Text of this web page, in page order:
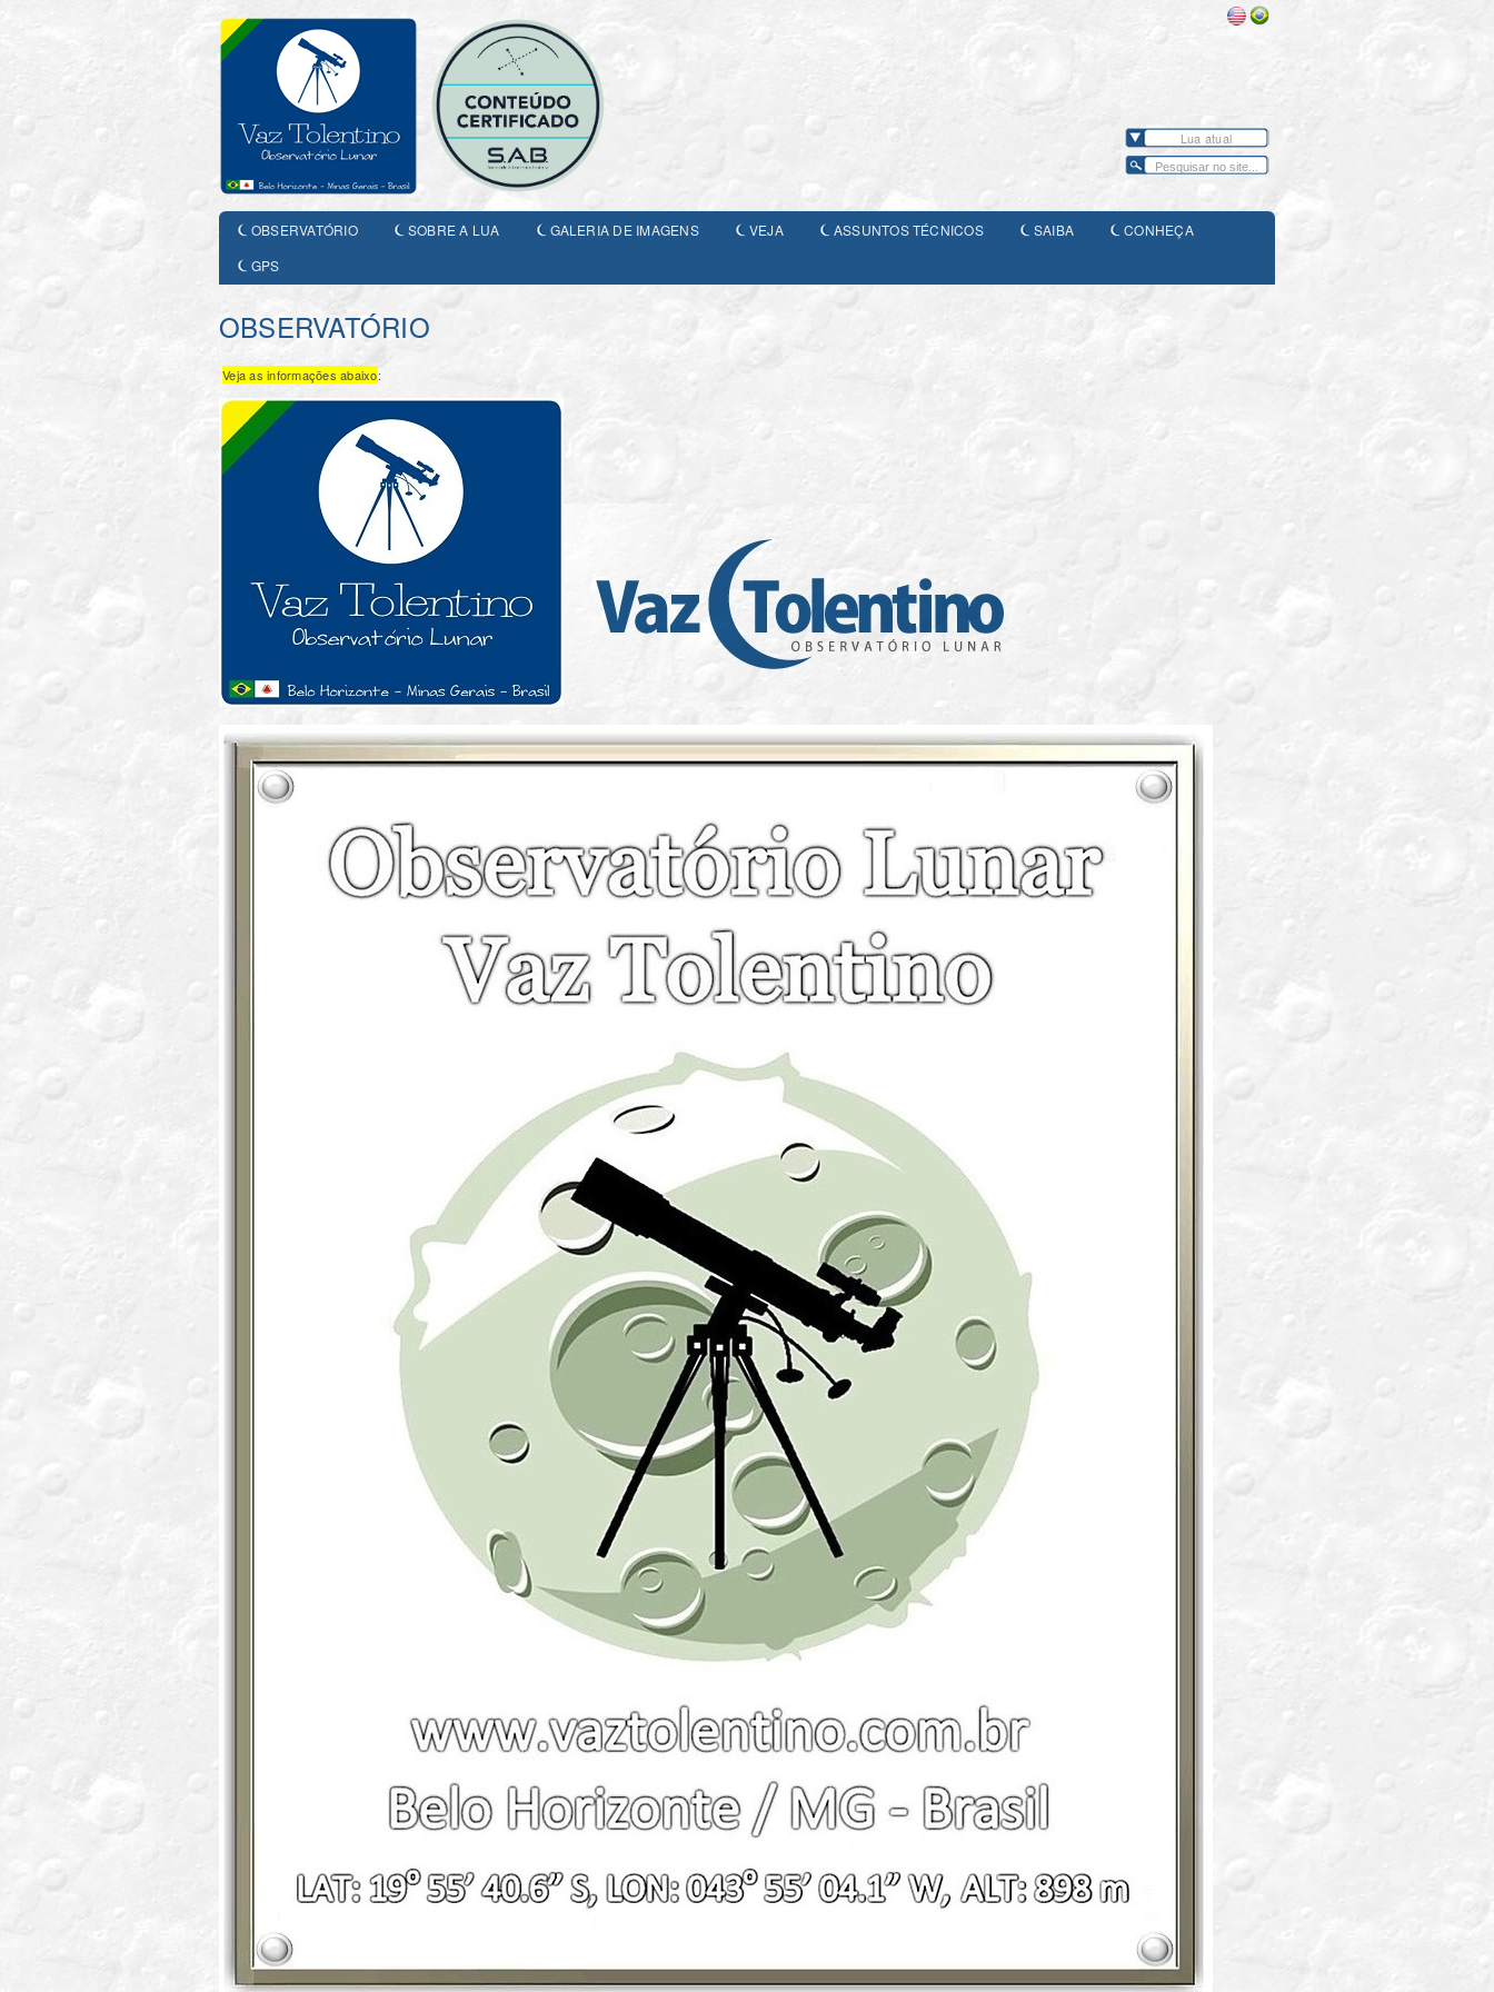
Lua atual
OBSERVATÓRIO SOBRE A LUA GALERIA DE IMAGENS VEJA ASSUNTOS TÉCNICOS SAIBA
CONHEÇA
GPS
OBSERVATÓRIO
Veja as informações abaixo: